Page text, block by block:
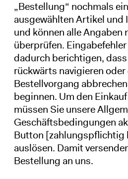
„Bestellung“ nochmals
ausgewählten Artikel und
und können alle Angaben
überprüfen.
dadurch berichtigen,
rückwärts navigieren oder
Bestellvorgang
beginnen. Um den
müssen Sie unsere
Geschäftsbedingungen
Button [zahlungspflichtig
auslösen. Damit
Bestellung an uns.